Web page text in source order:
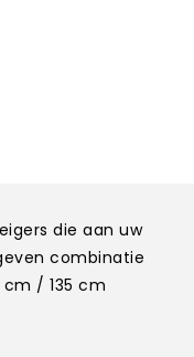
die aan uw
combinatie
/ 135 cm